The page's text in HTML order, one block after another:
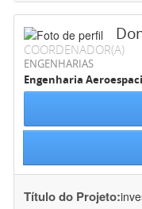
COORDENADOR(A)
ENGENHARIAS
Engenharia
Título do Projeto: